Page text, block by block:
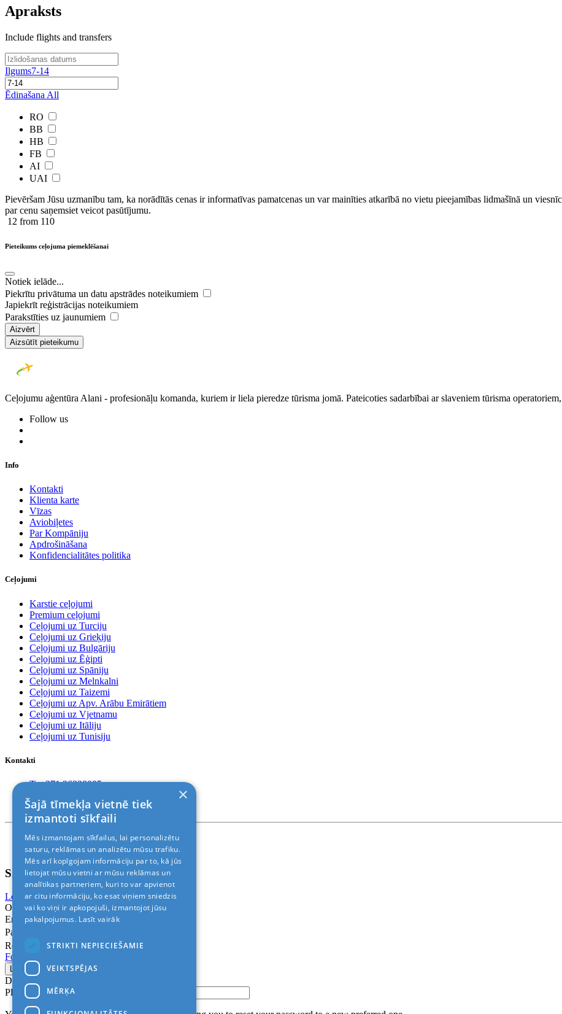
Apraksts
Include flights and transfers
Ilgums7-14
Ēdinašana All
RO
BB
HB
FB
AI
UAI
Pievēršam Jūsu uzmanību tam, ka norādītās cenas ir ​informatīvas ​pamatcenas un var mainīties atkarībā ​no ​vietu pieejamības lidmašīnā un
par cenu saņemsiet veicot pasūtījumu.
12 from 110
Pieteikums ceļojuma piemeklēšanai
Notiek ielāde...
Piekrītu privātuma un datu apstrādes noteikumiem
Japiekrīt reģistrācijas noteikumiem
Parakstīties uz jaunumiem
Aizvērt
Aizsūtīt pieteikumu
Ceļojumu aģentūra Alani - profesionāļu komanda, kuriem ir liela pieredze tūrisma jomā. Pateicoties sadarbībai ar slaveniem tūrisma
Follow us
Info
Kontakti
Klienta karte
Vīzas
Aviobiļetes
Par Kompāniju
Apdrošināšana
Konfidencialitātes politika
Ceļojumi
Karstie ceļojumi
Premium ceļojumi
Ceļojumi uz Turciju
Ceļojumi uz Grieķiju
Ceļojumi uz Bulgāriju
Ceļojumi uz Ēģipti
Ceļojumi uz Spāniju
Ceļojumi uz Melnkalni
Ceļojumi uz Taizemi
Ceļojumi uz Apv. Arābu Emirātiem
Ceļojumi uz Vjetnamu
Ceļojumi uz Itāliju
Ceļojumi uz Tunisiju
Kontakti
T. +371 26228085
Rīga, Kr.Barona 88
Nosacījumi un atrunas
© 2011-2026> «ALANI SIA»
Sign In
Login with Facebook Login with Google
Or
Email
Password
Remember me
Forgot Password?
Don’t have an account?
Please confirm login email below
×
Šajā tīmekļa vietnē tiek
izmantoti sīkfaili
Mēs izmantojam sīkfailus, lai personalizētu
saturu, reklāmas un analizētu mūsu trafiku.
Mēs arī kopīgojam informāciju par to, kā jūs
lietojat mūsu vietni ar mūsu reklāmas un
analītikas partneriem, kuri to var apvienot
ar citu informāciju, ko esat viņiem sniedzis
vai ko viņi ir apkopojuši, izmantojot jūsu
pakalpojumus. Lasīt vairāk
STRIKTI NEPIECIEŠAMIE
VEIKTSPĒJAS
MĒRĶA